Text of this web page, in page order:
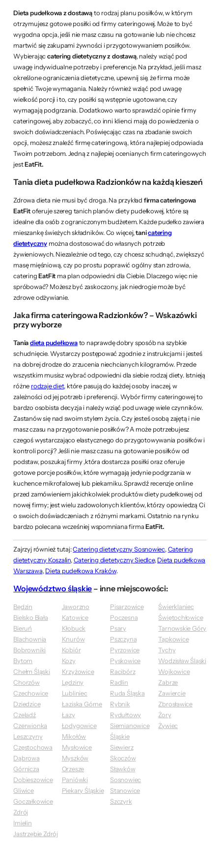
Dieta pudełkowa z dostawąto rodzaj planu posiłków, w którym
otrzymujesz gotowe posiłki od firmy cateringowej. Może to być
wygodna opcja, jeśli nie masz czasu na gotowanie lub nie chcesz
martwić się zakupami żywności i przygotowywaniem posiłków.
Wybierająccatering dietetyczny z dostawą, należy wziąć pod
uwagę indywidualne potrzeby i preferencje. Na przykład, jeśli masz
określone ograniczenia dietetyczne, upewnij się, że firma może
spełnić Twoje wymagania. Należy również wziąć pod uwagę
wielkość porcji i to, czy posiłki są wstępnie ugotowane, czy
wymagają podgrzania. Dodatkowo warto sprawdzić opinie firmy
cateringowej, aby zobaczyć, co inni klienci mają do powiedzenia o
swoich doświadczeniach. Poświęcając czas na zbadanie swoich
opcji, możesz znaleźć firmę cateringową, która najlepiej odpowiada
Twoim potrzebom. Jedną z najlepiej ocenianych firm cateringowych
jestEatFit.
Tania dieta pudełkowa Radzionków na każdą kieszeń
Zdrowa dieta nie musi być droga. Na przykład firma cateringowa
EatFitoferuje szereg tanich planów diety pudełkowej, które są
idealne dla osób z ograniczonym budżetem. Każde pudełko zawiera
mieszankę świeżych składników. Co więcej,tanicatering
dietetycznymożna dostosować do własnych potrzeb
żywieniowych. Niezależnie od tego, czy chcesz schudnąć, zwiększyć
masę mięśniową, czy po prostu poprawić ogólny stan zdrowia,
cateringEatFit ma plan odpowiedni dla Ciebie. Dlaczego więc nie
spróbować? Możesz być zaskoczony, jak niedrogie może być
zdrowe odżywianie.
Jaka firma cateringowa Radzionków? – Wskazówki
przy wyborze
Taniadieta pudełkowato naprawdę dobry sposób na szybkie
schudnięcie. Wystarczy postępować zgodnie z instrukcjami i jesteś
na dobrej drodze do zrzucenia niechcianych kilogramów. Przede
wszystkim musisz wybrać odpowiedni dla siebie rodzaj diety. Istnieją
różne rodzaje diet, które pasują do każdej osoby inaczej, w
zależności od jej potrzeb i preferencji. Wybór firmy cateringowej to
bardzo osobista decyzja i należy wziąć pod uwagę wiele czynników.
Zastanów się nad swoim stylem życia. Czy jesteś osobą zajętą i nie
masz czasu na przygotowanie posiłków? A może potrzebujesz
czegoś wystarczająco elastycznego do przygotowywania posiłków i
kontroli porcji? Jeśli nie masz czasu na gotowanie posiłków od
podstaw, poszukaj firmy ,która dostarcza posiłki oraz oferuje
gotowe porcje posiłków, które wymagają jedynie podgrzania w
kuchence mikrofalowej lub piekarniku. Sprawdź recenzje online
przed zamówieniem jakichkolwiek produktów diety pudełkowej od
nowej firmy; jest wielu zadowolonych klientów, którzy opowiedzą Ci
o swoich doświadczeniach z różnymi markami. Ostatnio na rynku
bardzo polecana wcześniej wspomniana firmaEatFit.
Zajrzyj również tutaj:Catering dietetyczny Sosnowiec,Catering
dietetyczny Koszalin,Catering dietetyczny Siedlce,Dieta pudełkowa
Warszawa,Dieta pudełkowa Kraków.
Województwo śląskie – inne miejscowości:
Będzin
Bielsko Biała
Bieruń
Blachownia
Bobrowniki
Bytom
Chełm Śląski
Chorzów
Czechowice
Dziedzice
Czeladź
Czerwionka
Leszczyny
Częstochowa
Dąbrowa
Górnicza
Dobieszowice
Gliwice
Goczałkowice
Zdrój
Imielin
Jastrzębie Zdrój
Jaworzno
Katowice
Kłobuck
Knurów
Kobiór
Kozy
Krzyżowice
Lędziny
Lubliniec
Łaziska Górne
Łazy
Łodygowice
Mikołów
Mysłowice
Myszków
Orzesze
Paniówki
Piekary Śląskie
Pisarzowice
Poczesna
Psary
Pszczyna
Pyrzowice
Pyskowice
Racibórz
Radlin
Ruda Śląska
Rybnik
Rydułtowy
Siemianowice
Śląskie
Siewierz
Skoczów
Sławków
Sosnowiec
Stanowice
Szczyrk
Świerklaniec
Świętochłowice
Tarnowskie Góry
Tąpkowice
Tychy
Wodzisław Śląski
Wojkowice
Zabrze
Zawiercie
Zbrosławice
Żory
Żywiec